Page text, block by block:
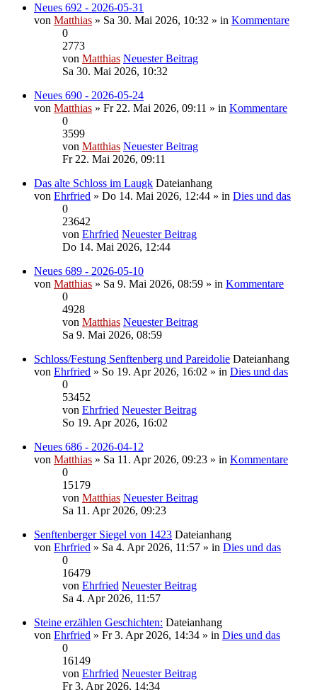
Neues 692 - 2026-05-31
von Matthias » Sa 30. Mai 2026, 10:32 » in Kommentare
0
2773
von Matthias Neuester Beitrag
Sa 30. Mai 2026, 10:32
Neues 690 - 2026-05-24
von Matthias » Fr 22. Mai 2026, 09:11 » in Kommentare
0
3599
von Matthias Neuester Beitrag
Fr 22. Mai 2026, 09:11
Das alte Schloss im Laugk Dateianhang
von Ehrfried » Do 14. Mai 2026, 12:44 » in Dies und das
0
23642
von Ehrfried Neuester Beitrag
Do 14. Mai 2026, 12:44
Neues 689 - 2026-05-10
von Matthias » Sa 9. Mai 2026, 08:59 » in Kommentare
0
4928
von Matthias Neuester Beitrag
Sa 9. Mai 2026, 08:59
Schloss/Festung Senftenberg und Pareidolie Dateianhang
von Ehrfried » So 19. Apr 2026, 16:02 » in Dies und das
0
53452
von Ehrfried Neuester Beitrag
So 19. Apr 2026, 16:02
Neues 686 - 2026-04-12
von Matthias » Sa 11. Apr 2026, 09:23 » in Kommentare
0
15179
von Matthias Neuester Beitrag
Sa 11. Apr 2026, 09:23
Senftenberger Siegel von 1423 Dateianhang
von Ehrfried » Sa 4. Apr 2026, 11:57 » in Dies und das
0
16479
von Ehrfried Neuester Beitrag
Sa 4. Apr 2026, 11:57
Steine erzählen Geschichten: Dateianhang
von Ehrfried » Fr 3. Apr 2026, 14:34 » in Dies und das
0
16149
von Ehrfried Neuester Beitrag
Fr 3. Apr 2026, 14:34